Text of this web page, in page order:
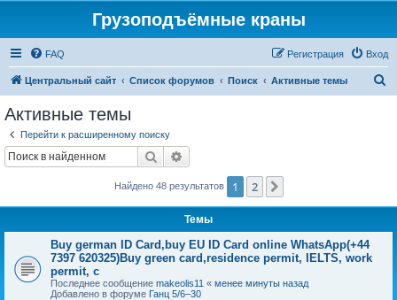
Грузоподъёмные краны
FAQ Вход
Регистрация
Центральный сайт Список форумов Поиск Активные темы
Активные темы
Перейти к расширенному поиску
Поиск
Найдено 48 результатов 1 2
Темы
Buy german ID Card,buy EU ID Card online WhatsApp(+44
7397 620325)Buy green card,residence permit, IELTS, work
permit, c
Последнее сообщение makeolis11 « менее минуты назад
Добавлено в форуме Ганц 5/6–30